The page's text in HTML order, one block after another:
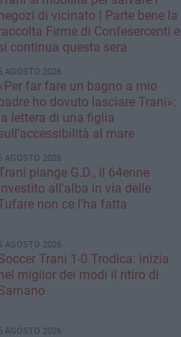
di vicinato | Parte bene la
Firme di Confesercenti e
continua questa sera
AGOSTO 2026
far fare un bagno a mio
ho dovuto lasciare Trani»:
lettera di una figlia
al mare
AGOSTO 2026
piange G.D., il 64enne
all'alba in via delle
non ce l'ha fatta
AGOSTO 2026
Trani 1-0 Trodica: inizia
miglior dei modi il ritiro di
AGOSTO 2026